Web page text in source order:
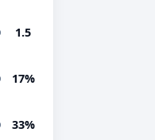
1.5
17%
33%